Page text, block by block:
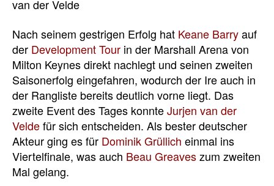
Nach seinem gestrigen Erfolg hat Keane Barryauf
der Development Tour in der Marshall Arena von
Milton Keynes direkt nachlegt und seinen zweiten
Saisonerfolg eingefahren, wodurch der Ire auch in
der Rangliste bereits deutlich vorne liegt. Das
zweite Event des Tages konnteJurjen van der
Veldefür sich entscheiden. Als bester deutscher
Akteur ging es für Dominik Grüllich einmal ins
Viertelfinale, was auch Beau Greaveszum zweiten
Mal gelang.